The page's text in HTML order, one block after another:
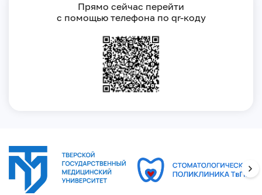
Прямо сейчас перейти
с помощью телефона по qr-коду